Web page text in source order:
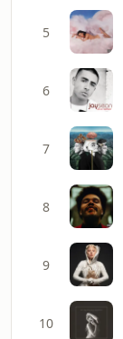
5
6
7
8
9
10